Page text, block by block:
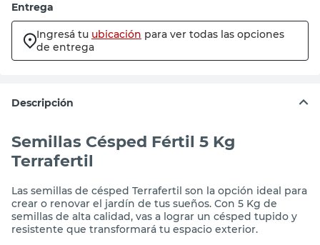
Entrega
Ingresá tu ubicación para ver todas las opciones
de entrega
Descripción
Semillas Césped Fértil 5 Kg
Terrafertil
Las semillas de césped Terrafertil son la opción ideal para
crear o renovar el jardín de tus sueños. Con 5 Kg de
semillas de alta calidad, vas a lograr un césped tupido y
resistente que transformará tu espacio exterior.